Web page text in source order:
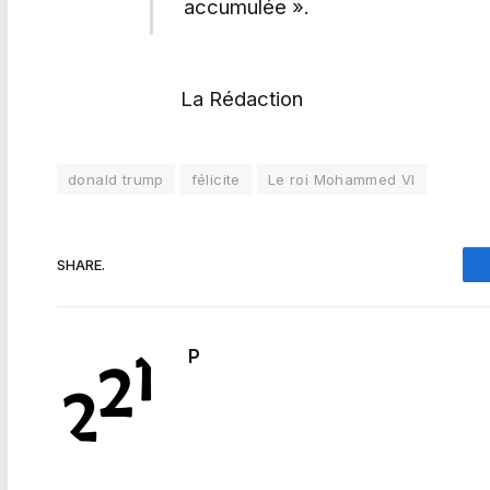
accumulée ».
La Rédaction
donald trump félicite Le roi Mohammed VI
SHARE.
P